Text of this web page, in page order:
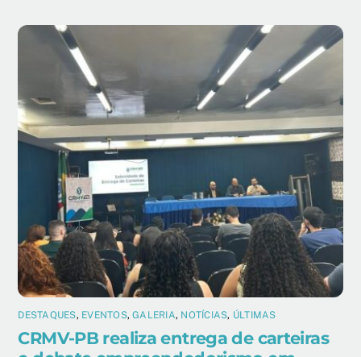
DESTAQUES, EVENTOS,GALERIA, NOTÍCIAS, ÚLTIMAS
CRMV-PB realiza entrega de carteiras